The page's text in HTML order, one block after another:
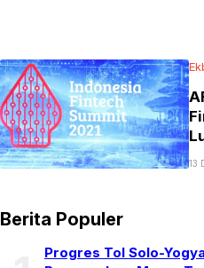
13
Berita Populer
Progres Tol Solo-